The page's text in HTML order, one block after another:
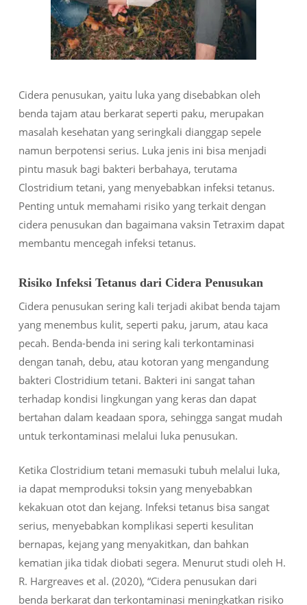
Cidera penusukan, yaitu luka yang disebabkan oleh
benda tajam atau berkarat seperti paku, merupakan
masalah kesehatan yang seringkali dianggap sepele
namun berpotensi serius. Luka jenis ini bisa menjadi
pintu masuk bagi bakteri berbahaya, terutama
Clostridium tetani, yang menyebabkan infeksi tetanus.
Penting untuk memahami risiko yang terkait dengan
cidera penusukan dan bagaimana vaksin Tetraxim dapat
membantu mencegah infeksi tetanus.
Risiko Infeksi Tetanus dari Cidera Penusukan
Cidera penusukan sering kali terjadi akibat benda tajam
yang menembus kulit, seperti paku, jarum, atau kaca
pecah. Benda-benda ini sering kali terkontaminasi
dengan tanah, debu, atau kotoran yang mengandung
bakteri Clostridium tetani. Bakteri ini sangat tahan
terhadap kondisi lingkungan yang keras dan dapat
bertahan dalam keadaan spora, sehingga sangat mudah
untuk terkontaminasi melalui luka penusukan.
Ketika Clostridium tetani memasuki tubuh melalui luka,
ia dapat memproduksi toksin yang menyebabkan
kekakuan otot dan kejang. Infeksi tetanus bisa sangat
serius, menyebabkan komplikasi seperti kesulitan
bernapas, kejang yang menyakitkan, dan bahkan
kematian jika tidak diobati segera. Menurut studi oleh H.
R. Hargreaves et al. (2020), “Cidera penusukan dari
benda berkarat dan terkontaminasi meningkatkan risiko